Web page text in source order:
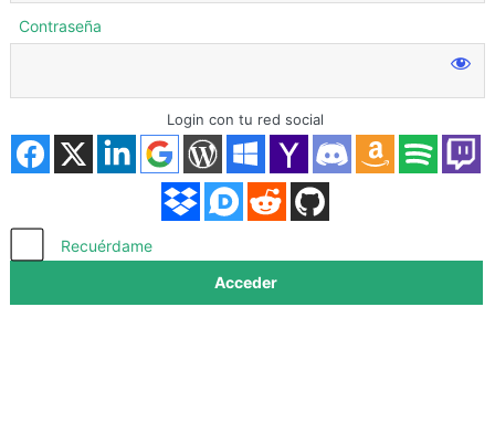
Acceder
Contraseña
Login con tu red social
Recuérdame